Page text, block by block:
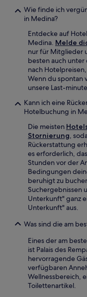
Wie finde ich
in Medina?
Entdecke auf
Medina. Melde
nur für Mitglieder
besten auch
nach
Wenn du spontan
unsere Last-
Kann ich eine
Hotelbuchung in
Die meisten
Stornierung,
Rückerstattung
es erforderlich,
Stunden vor der
Bedingungen
beruhigt zu
Suchergebnissen
Unterkunft" ganz
Unterkunft" aus.
Was sind die am
Eines der am
ist Palais des
hervorragende
verfügbaren
Wellnessbereich,
Toilettenartikel.